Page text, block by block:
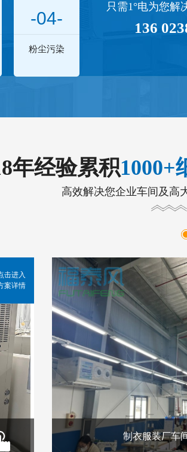
-04-
粉尘污染
只需1°电为您解
136
年经验累积1000+
高效解决您企业车间及高
击进入
案详情
制衣服装厂车